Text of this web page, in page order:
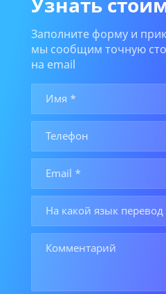
Узнать
Заполните форму и
мы сообщим точную
на email